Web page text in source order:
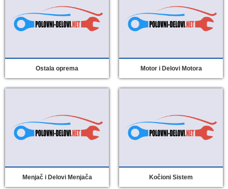
Ostala oprema Motor i Delovi Motora
Menjač i Delovi Menjača Kočioni Sistem